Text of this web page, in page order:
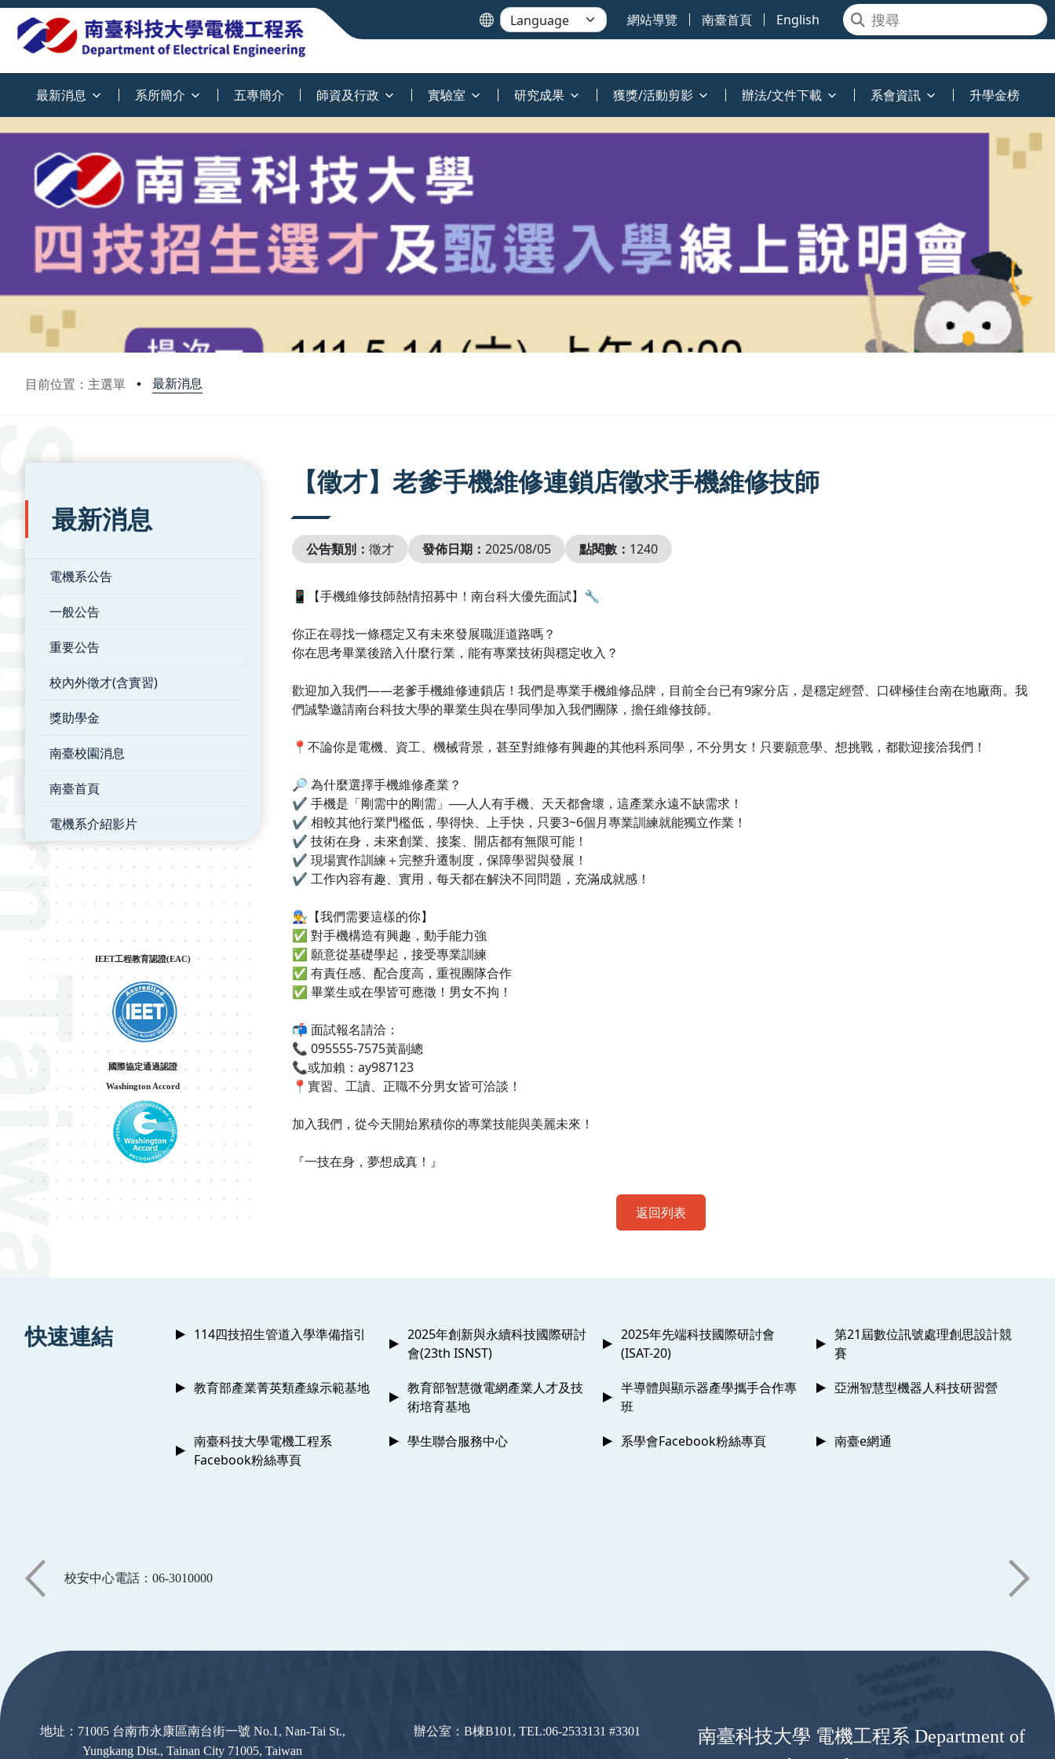
網站導覽 南臺首頁 English
最新消息 系所簡介 五專簡介 師資及行政 實驗室 研究成果 獲獎/活動剪影 辦法/文件下載 系會資訊 升學金榜
目前位置：主選單 最新消息
:::
最新消息
電機系公告
一般公告
重要公告
校內外徵才(含實習)
獎助學金
南臺校園消息
南臺首頁
電機系介紹影片
IEET工程教育認證(EAC)
國際協定通過認證
Washington Accord
【徵才】老爹手機維修連鎖店徵求手機維修技師
公告類別： 徵才 發佈日期： 2025/08/05 點閱數： 1240
📱【手機維修技師熱情招募中！南台科大優先面試】🔧
你正在尋找一條穩定又有未來發展職涯道路嗎？
你在思考畢業後踏入什麼行業，能有專業技術與穩定收入？
歡迎加入我們——老爹手機維修連鎖店！我們是專業手機維修品牌，目前全台已有9家分店，是穩定經營、口碑極佳台南在地廠商。我
們誠摯邀請南台科技大學的畢業生與在學同學加入我們團隊，擔任維修技師。
📍不論你是電機、資工、機械背景，甚至對維修有興趣的其他科系同學，不分男女！只要願意學、想挑戰，都歡迎接洽我們！
🔎 為什麼選擇手機維修產業？
✔ 手機是「剛需中的剛需」──人人有手機、天天都會壞，這產業永遠不缺需求！
✔ 相較其他行業門檻低，學得快、上手快，只要3~6個月專業訓練就能獨立作業！
✔ 技術在身，未來創業、接案、開店都有無限可能！
✔ 現場實作訓練＋完整升遷制度，保障學習與發展！
✔ 工作內容有趣、實用，每天都在解決不同問題，充滿成就感！
👨‍🔧【我們需要這樣的你】
✅ 對手機構造有興趣，動手能力強
✅ 願意從基礎學起，接受專業訓練
✅ 有責任感、配合度高，重視團隊合作
✅ 畢業生或在學皆可應徵！男女不拘！
📬 面試報名請洽：
📞 095555-7575黃副總
📞或加賴：ay987123
📍實習、工讀、正職不分男女皆可洽談！
加入我們，從今天開始累積你的專業技能與美麗未來！
『一技在身，夢想成真！』
返回列表
快速連結 114四技招生管道入學準備指引
2025年創新與永續科技國際研討
會(23th ISNST)
2025年先端科技國際研討會
(ISAT-20)
第21屆數位訊號處理創思設計競
賽
教育部產業菁英類產線示範基地
教育部智慧微電網產業人才及技
術培育基地
半導體與顯示器產學攜手合作專
班
亞洲智慧型機器人科技研習營
南臺科技大學電機工程系
Facebook粉絲專頁
學生聯合服務中心 系學會Facebook粉絲專頁 南臺e網通
校安中心電話：06-3010000
南臺科技大學 電機工程系 Department of
地址：71005 台南市永康區南台街一號 No.1, Nan-Tai St.,
Yungkang Dist., Tainan City 71005, Taiwan
辦公室：B棟B101, TEL:06-2533131 #3301